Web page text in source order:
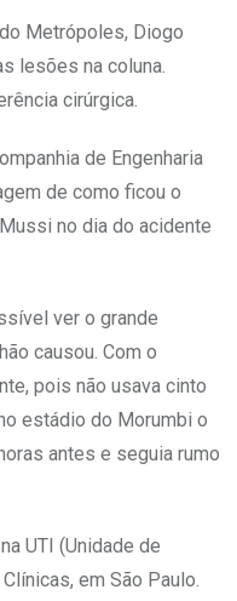
Metrópoles, Diogo
lesões na coluna.
cirúrgica.
de Engenharia
de como ficou o
no dia do acidente
ver o grande
causou. Com o
pois não usava cinto
estádio do Morumbi o
antes e seguia rumo
UTI (Unidade de
em São Paulo.